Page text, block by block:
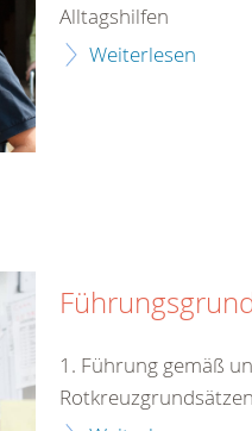
Alltagshilfen
Weiterlesen
1. Führung gemäß